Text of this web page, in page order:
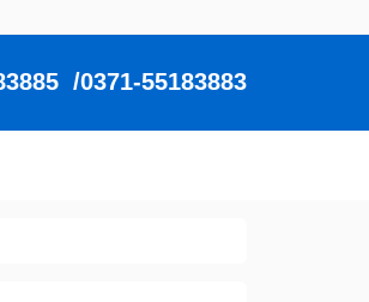
/0371-55183883